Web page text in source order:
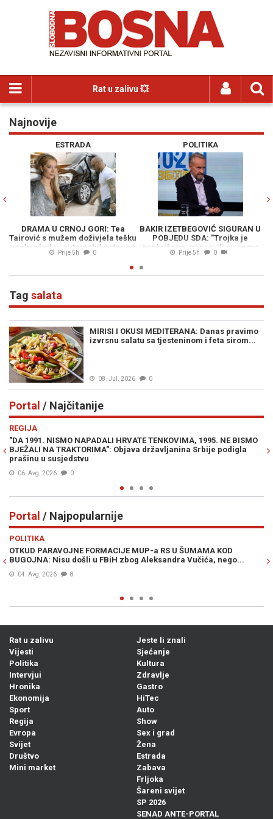
Rat u zalivu 💥
Najnovije
ESTRADA
DRAMA U CRNOJ GORI: Tea
Tairović s mužem doživjela tešku
saobraćajku, automobil potpuno
havarisan
Prije 5h 0
POLITIKA
BAKIR IZETBEGOVIĆ SIGURAN U
POBJEDU SDA: "Trojka je
prekrižena, napravili su samo
belaj"
Prije 5h 0
Tag salata
MIRISI I OKUSI MEDITERANA: Danas pravimo
izvrsnu salatu sa tjesteninom i feta sirom...
08. Jul. 2026 0
Portal / Najčitanije
REGIJA
"DA 1991. NISMO NAPADALI HRVATE TENKOVIMA, 1995. NE BISMO
BJEŽALI NA TRAKTORIMA": Objava državljanina Srbije podigla
prašinu u susjedstvu
06. Avg. 2026 0
Portal / Najpopularnije
POLITIKA
OTKUD PARAVOJNE FORMACIJE MUP-a RS U ŠUMAMA KOD
BUGOJNA: Nisu došli u FBiH zbog Aleksandra Vučića, nego...
04. Avg. 2026 8
Rat u zalivu
Vijesti
Politika
Intervjui
Hronika
Ekonomija
Sport
Regija
Evropa
Svijet
Društvo
Mini market
Jeste li znali
Sjećanje
Kultura
Zdravlje
Gastro
HiTec
Auto
Show
Sex i grad
Žena
Estrada
Zabava
Frljoka
Šareni svijet
SP 2026
SENAD ANTE-PORTAL